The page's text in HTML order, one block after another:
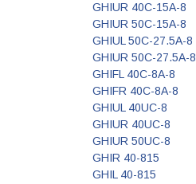
GHIUR 40C-15A-8
GHIUR 50C-15A-8
GHIUL 50C-27.5A-8
GHIUR 50C-27.5A-8
GHIFL 40C-8A-8
GHIFR 40C-8A-8
GHIUL 40UC-8
GHIUR 40UC-8
GHIUR 50UC-8
GHIR 40-815
GHIL 40-815